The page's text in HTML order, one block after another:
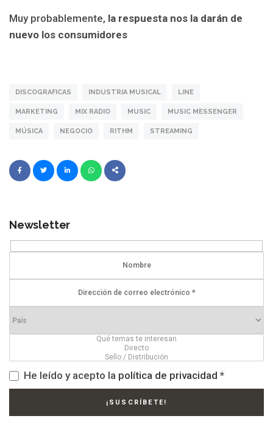
Muy probablemente, la respuesta nos la darán de
nuevo los consumidores
DISCOGRAFICAS INDUSTRIA MUSICAL LINE
MARKETING MIX RADIO MUSIC MUSIC MESSENGER
MÚSICA NEGOCIO RITHM STREAMING
Newsletter
He leído y acepto la política de privacidad *